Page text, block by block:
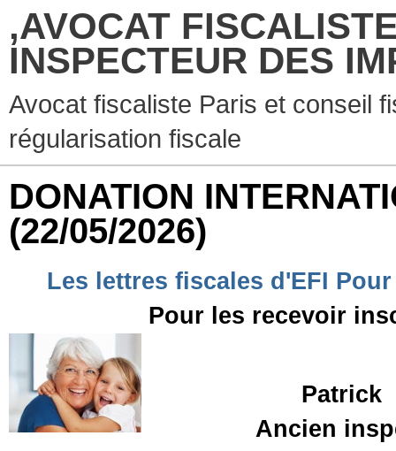
,AVOCAT
INSPECTEUR DES
Avocat fiscaliste Paris et conseil
régularisation fiscale
DONATION
(22/05/2026)
Les lettres fiscales d'EFI
Pour les recevoir
Patrick
Ancien